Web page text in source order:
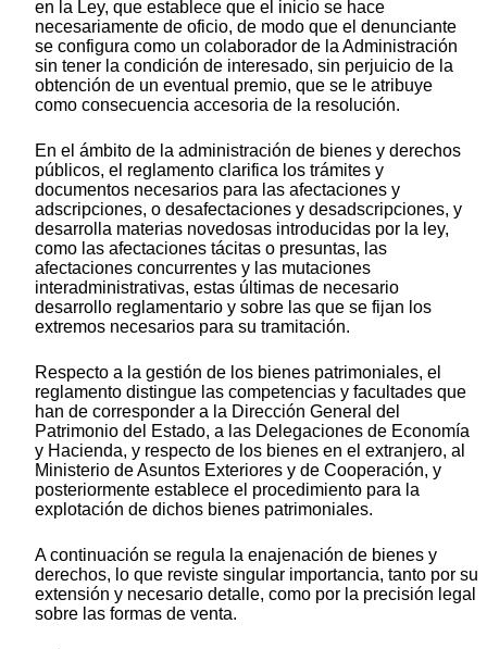
en la Ley, que establece que el inicio se hace
necesariamente de oficio, de modo que el denunciante
se configura como un colaborador de la Administración
sin tener la condición de interesado, sin perjuicio de la
obtención de un eventual premio, que se le atribuye
como consecuencia accesoria de la resolución.
En el ámbito de la administración de bienes y derechos
públicos, el reglamento clarifica los trámites y
documentos necesarios para las afectaciones y
adscripciones, o desafectaciones y desadscripciones, y
desarrolla materias novedosas introducidas por la ley,
como las afectaciones tácitas o presuntas, las
afectaciones concurrentes y las mutaciones
interadministrativas, estas últimas de necesario
desarrollo reglamentario y sobre las que se fijan los
extremos necesarios para su tramitación.
Respecto a la gestión de los bienes patrimoniales, el
reglamento distingue las competencias y facultades que
han de corresponder a la Dirección General del
Patrimonio del Estado, a las Delegaciones de Economía
y Hacienda, y respecto de los bienes en el extranjero, al
Ministerio de Asuntos Exteriores y de Cooperación, y
posteriormente establece el procedimiento para la
explotación de dichos bienes patrimoniales.
A continuación se regula la enajenación de bienes y
derechos, lo que reviste singular importancia, tanto por su
extensión y necesario detalle, como por la precisión legal
sobre las formas de venta.